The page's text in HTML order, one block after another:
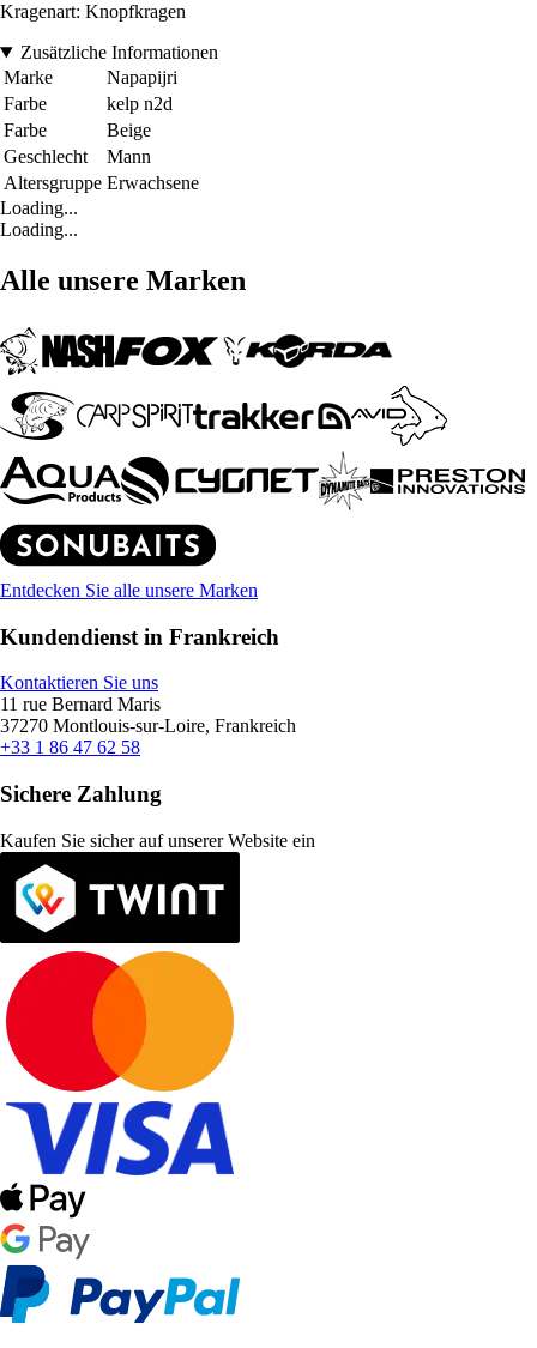
Kragenart: Knopfkragen
Zusätzliche Informationen
Marke
Napapijri
Farbe
kelp n2d
Farbe
Beige
Geschlecht
Mann
Altersgruppe Erwachsene
Loading...
Loading...
Alle unsere Marken
Entdecken Sie alle unsere Marken
Kundendienst in Frankreich
Kontaktieren Sie uns
11 rue Bernard Maris
37270 Montlouis-sur-Loire, Frankreich
+33 1 86 47 62 58
Sichere Zahlung
Kaufen Sie sicher auf unserer Website ein